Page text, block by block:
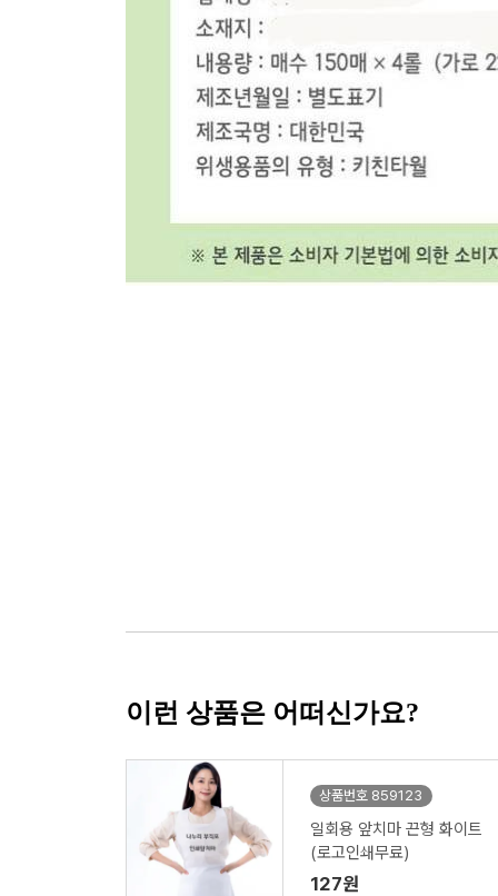
이런 상품은 어떠신가요?
상품번호 859123
일회용 앞치마 끈형 화이트
(로고인쇄무료)
127원